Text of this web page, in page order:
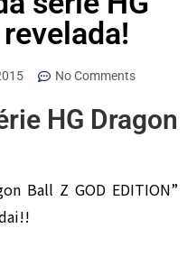
No Comments
HG Dragon
Ball Z GOD EDITION”